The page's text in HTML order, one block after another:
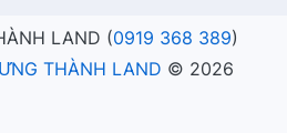
LAND (0919 368 389)
THÀNH LAND © 2026